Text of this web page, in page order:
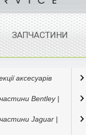
ЗАПЧАСТИНИ
аксесуарів
Bentley |
Jaguar |